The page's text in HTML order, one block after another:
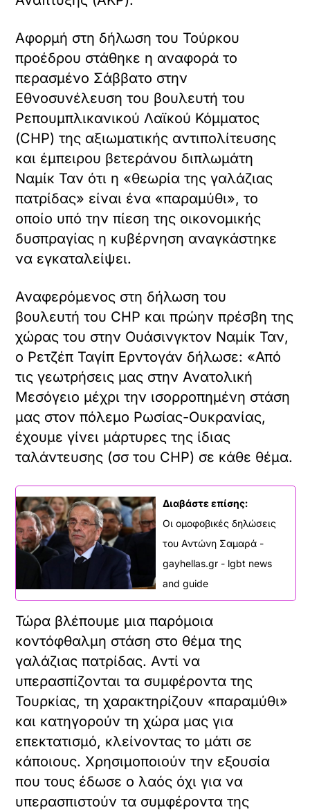
Αφορμή στη δήλωση του Τούρκου
προέδρου στάθηκε η αναφορά το
περασμένο Σάββατο στην
Εθνοσυνέλευση του βουλευτή του
Ρεπουμπλικανικού Λαϊκού Κόμματος
(CHP) της αξιωματικής αντιπολίτευσης
και έμπειρου βετεράνου διπλωμάτη
Ναμίκ Ταν ότι η «θεωρία της γαλάζιας
πατρίδας» είναι ένα «παραμύθι», το
οποίο υπό την πίεση της οικονομικής
δυσπραγίας η κυβέρνηση αναγκάστηκε
να εγκαταλείψει.
Αναφερόμενος στη δήλωση του
βουλευτή του CHP και πρώην πρέσβη της
χώρας του στην Ουάσινγκτον Ναμίκ Ταν,
ο Ρετζέπ Ταγίπ Ερντογάν δήλωσε: «Από
τις γεωτρήσεις μας στην Ανατολική
Μεσόγειο μέχρι την ισορροπημένη στάση
μας στον πόλεμο Ρωσίας-Ουκρανίας,
έχουμε γίνει μάρτυρες της ίδιας
ταλάντευσης (σσ του CHP) σε κάθε θέμα.
Διαβάστε επίσης:
Οι ομοφοβικές δηλώσεις
του Αντώνη Σαμαρά -
gayhellas.gr - lgbt news
and guide
Τώρα βλέπουμε μια παρόμοια
κοντόφθαλμη στάση στο θέμα της
γαλάζιας πατρίδας. Αντί να
υπερασπίζονται τα συμφέροντα της
Τουρκίας, τη χαρακτηρίζουν «παραμύθι»
και κατηγορούν τη χώρα μας για
επεκτατισμό, κλείνοντας το μάτι σε
κάποιους. Χρησιμοποιούν την εξουσία
που τους έδωσε ο λαός όχι για να
υπερασπιστούν τα συμφέροντα της